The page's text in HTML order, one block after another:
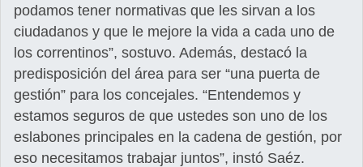
podamos tener normativas que les sirvan a los
ciudadanos y que le mejore la vida a cada uno de
los correntinos”, sostuvo. Además, destacó la
predisposición del área para ser “una puerta de
gestión” para los concejales. “Entendemos y
estamos seguros de que ustedes son uno de los
eslabones principales en la cadena de gestión, por
eso necesitamos trabajar juntos”, instó Saéz.